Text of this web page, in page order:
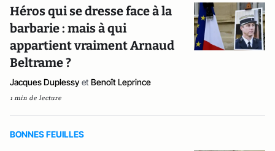
Héros qui se dresse face à la
barbarie : mais à qui
appartient vraiment Arnaud
Beltrame ?
Jacques Duplessy et Benoît Leprince
1 min de lecture
BONNES FEUILLES